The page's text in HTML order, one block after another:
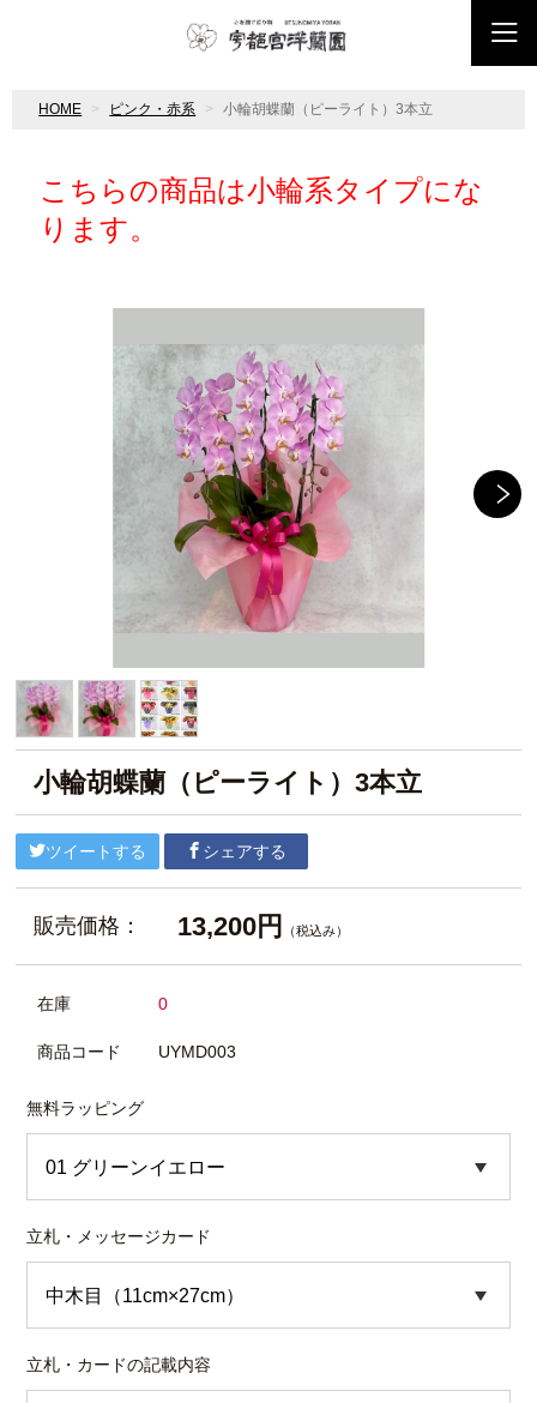
HOME ピンク・赤系 小輪胡蝶蘭（ピーライト）3本立
こちらの商品は小輪系タイプにな
ります。
小輪胡蝶蘭（ピーライト）3本立
ツイートする シェアする
販売価格： 13,200円 （税込み）
在庫 0
商品コード UYMD003
無料ラッピング
立札・メッセージカード
立札・カードの記載内容